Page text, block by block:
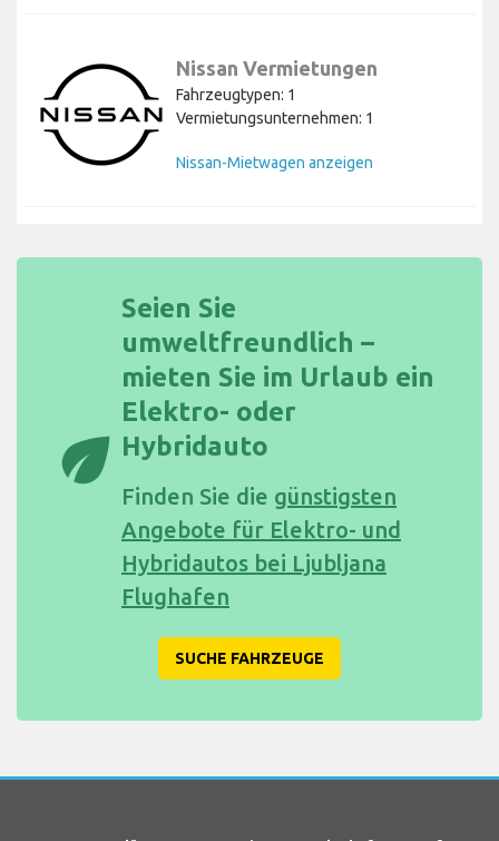
Nissan Vermietungen
Fahrzeugtypen: 1
Vermietungsunternehmen: 1
Nissan-Mietwagen anzeigen
eco
Seien Sie
umweltfreundlich –
mieten Sie im Urlaub ein
Elektro- oder
Hybridauto
Finden Sie die günstigsten
Angebote für Elektro- und
Hybridautos bei Ljubljana
Flughafen
SUCHE FAHRZEUGE